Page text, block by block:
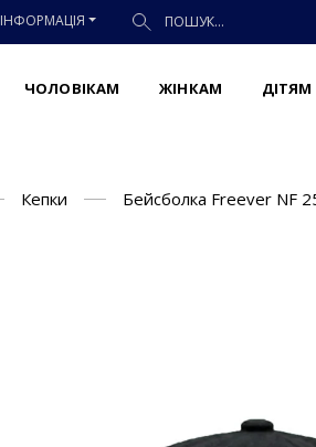
ІНФОРМАЦІЯ
ЧОЛОВІКАМ ЖІНКАМ ДІТЯМ
Кепки Бейсболка Freever NF